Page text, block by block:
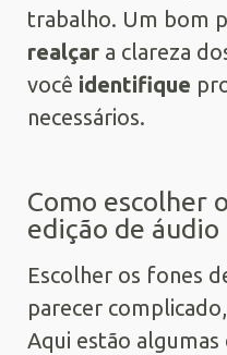
trabalho. Um bom
realçar a clareza
você identifique
necessários.
Como escolher
edição de áudio
Escolher os fones
parecer
Aqui estão algumas